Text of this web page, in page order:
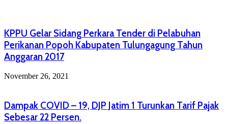
KPPU Gelar Sidang Perkara Tender di Pelabuhan
Perikanan Popoh Kabupaten Tulungagung Tahun
Anggaran 2017
November 26, 2021
Dampak COVID – 19, DJP Jatim 1 Turunkan Tarif Pajak
Sebesar 22 Persen.